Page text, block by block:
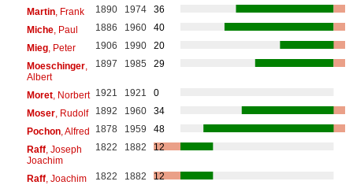
Martin, Frank 1890 1974
36
Miche, Paul 1886 1960
40
Mieg, Peter 1906 1990
20
Moeschinger,
Albert
1897 1985 29
Moret, Norbert 1921 1921
0
Moser, Rudolf 1892 1960
34
Pochon, Alfred 1878 1959
48
Raff, Joseph
Joachim
1822 1882 12
Raff, Joachim 1822 1882
12